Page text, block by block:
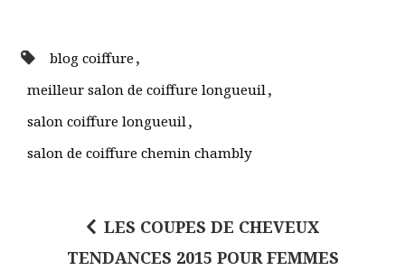
blog coiffure,
meilleur salon de coiffure longueuil ,
salon coiffure longueuil ,
salon de coiffure chemin chambly
LES COUPES DE CHEVEUX
TENDANCES 2015 POUR FEMMES